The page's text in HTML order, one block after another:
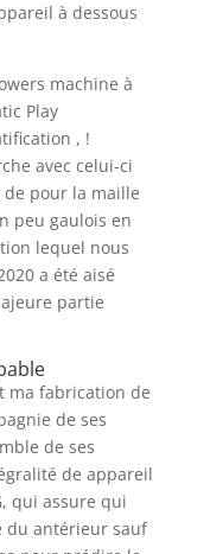
à dessous
, !
avec celui-ci
de pour la maille
peu gaulois en
lequel nous
a été aisé
partie
ma fabrication de
de ses
de ses
de appareil
qui assure qui
du antérieur sauf